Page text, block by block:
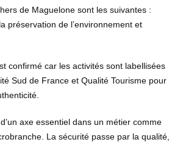
de Maguelone sont les suivantes :
préservation de l’environnement et
confirmé car les activités sont labellisées
Sud de France et Qualité Tourisme pour
d’un axe essentiel dans un métier comme
. La sécurité passe par la qualité,